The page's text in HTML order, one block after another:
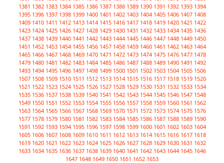
1381 1382 1383 1384 1385 1386 1387 1388 1389 1390 1391 1392 1393 1394
1395 1396 1397 1398 1399 1400 1401 1402 1403 1404 1405 1406 1407 1408
1409 1410 1411 1412 1413 1414 1415 1416 1417 1418 1419 1420 1421 1422
1423 1424 1425 1426 1427 1428 1429 1430 1431 1432 1433 1434 1435 1436
1437 1438 1439 1440 1441 1442 1443 1444 1445 1446 1447 1448 1449 1450
1451 1452 1453 1454 1455 1456 1457 1458 1459 1460 1461 1462 1463 1464
1465 1466 1467 1468 1469 1470 1471 1472 1473 1474 1475 1476 1477 1478
1479 1480 1481 1482 1483 1484 1485 1486 1487 1488 1489 1490 1491 1492
1493 1494 1495 1496 1497 1498 1499 1500 1501 1502 1503 1504 1505 1506
1507 1508 1509 1510 1511 1512 1513 1514 1515 1516 1517 1518 1519 1520
1521 1522 1523 1524 1525 1526 1527 1528 1529 1530 1531 1532 1533 1534
1535 1536 1537 1538 1539 1540 1541 1542 1543 1544 1545 1546 1547 1548
1549 1550 1551 1552 1553 1554 1555 1556 1557 1558 1559 1560 1561 1562
1563 1564 1565 1566 1567 1568 1569 1570 1571 1572 1573 1574 1575 1576
1577 1578 1579 1580 1581 1582 1583 1584 1585 1586 1587 1588 1589 1590
1591 1592 1593 1594 1595 1596 1597 1598 1599 1600 1601 1602 1603 1604
1605 1606 1607 1608 1609 1610 1611 1612 1613 1614 1615 1616 1617 1618
1619 1620 1621 1622 1623 1624 1625 1626 1627 1628 1629 1630 1631 1632
1633 1634 1635 1636 1637 1638 1639 1640 1641 1642 1643 1644 1645 1646
1647 1648 1649 1650 1651 1652 1653